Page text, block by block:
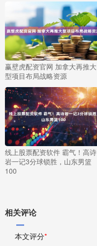
赢壁虎配资官网 加拿大再推大
型项目布局战略资源
线上股票配资软件 霸气！高诗
岩一记3分球锁胜，山东男篮
100
相关评论
本文评分*